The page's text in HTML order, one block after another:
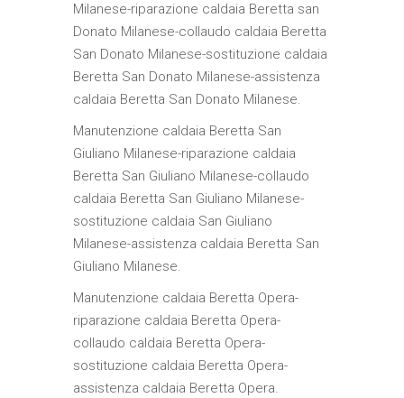
Milanese-riparazione caldaia Beretta san
Donato Milanese-collaudo caldaia Beretta
San Donato Milanese-sostituzione caldaia
Beretta San Donato Milanese-assistenza
caldaia Beretta San Donato Milanese.
Manutenzione caldaia Beretta San
Giuliano Milanese-riparazione caldaia
Beretta San Giuliano Milanese-collaudo
caldaia Beretta San Giuliano Milanese-
sostituzione caldaia San Giuliano
Milanese-assistenza caldaia Beretta San
Giuliano Milanese.
Manutenzione caldaia Beretta Opera-
riparazione caldaia Beretta Opera-
collaudo caldaia Beretta Opera-
sostituzione caldaia Beretta Opera-
assistenza caldaia Beretta Opera.